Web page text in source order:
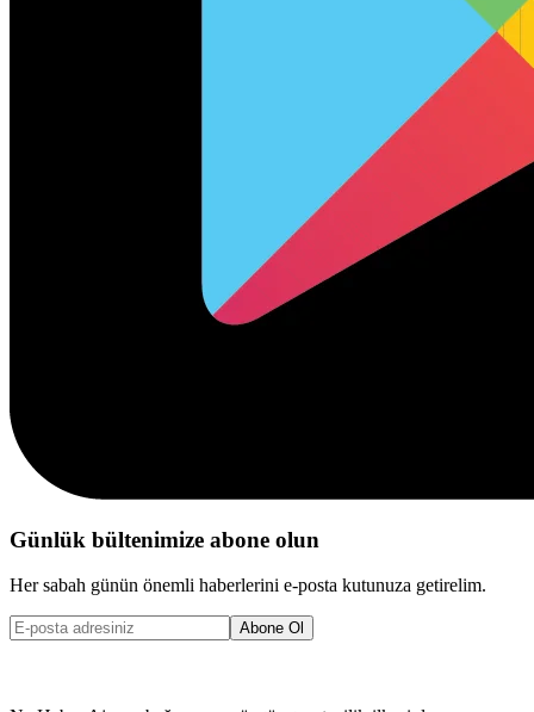
Günlük bültenimize abone olun
Her sabah günün önemli haberlerini e-posta kutunuza getirelim.
Abone Ol